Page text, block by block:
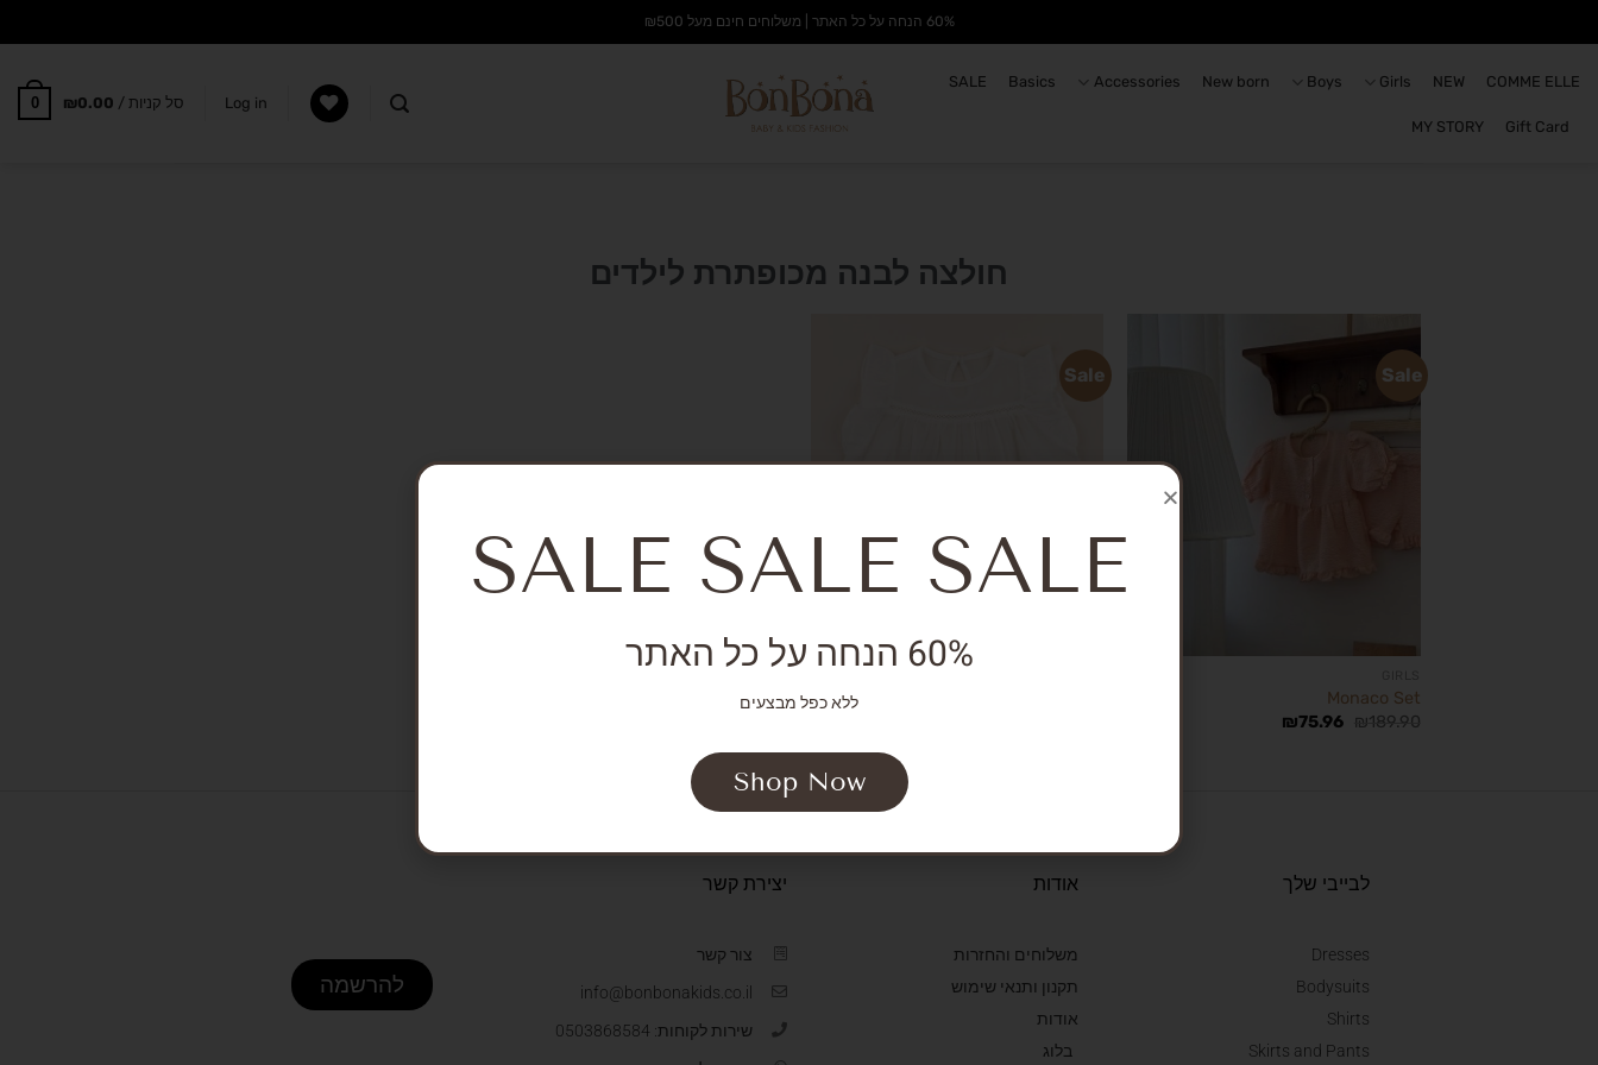
60% הנחה על כל האתר | משלוחים חינם מעל ₪500
COMME ELLE
NEW
Girls
Boys
New born
Accessories
Basics
SALE
Gift Card
MY STORY
Log in סל קניות / ₪0.00
0
חולצה לבנה מכופתרת לילדים
Sale
Monaco Set
₪189.90
₪75.96
Sale
Veronica Baby Blouse
₪
לבייבי שלך
Dresses
Bodysuits
Shirts
Skirts and Pants
אודות
משלוחים והחזרות
תקנון ותנאי שימוש
אודות
בלוג
יצירת קשר
צור קשר
info@bonbonakids.co.il
שירות לקוחות: 0503868584
להרשמה
SALE SALE SALE
60% הנחה על כל האתר
ללא כפל מבצעים
Shop Now